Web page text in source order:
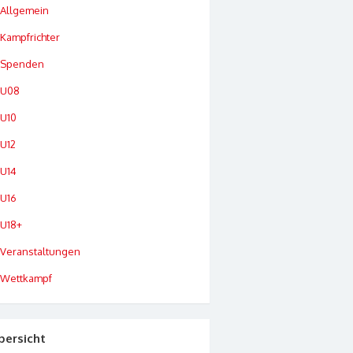
Allgemein
Kampfrichter
Spenden
U08
U10
U12
U14
U16
U18+
Veranstaltungen
Wettkampf